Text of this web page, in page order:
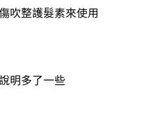
吹整護髮素來使用
明多了一些